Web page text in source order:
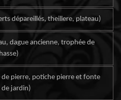
dépareillés, theillere, plateau)
dague ancienne, trophée de
pierre, potiche pierre et fonte
de jardin)